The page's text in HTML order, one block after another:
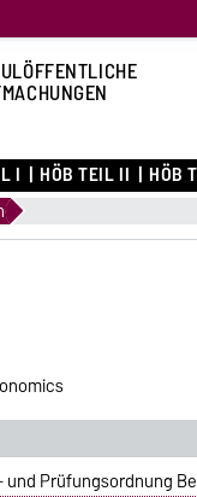
I HÖB TEIL II HÖB
Prüfungsordnung